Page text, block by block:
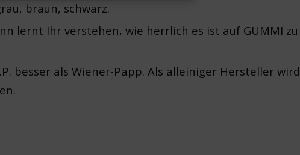
braun, schwarz.
lernt Ihr verstehen, wie herrlich es ist auf GUMMI zu
besser als Wiener-Papp. Als alleiniger Hersteller wird